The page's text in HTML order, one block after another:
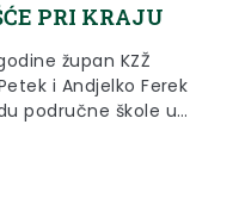
PRI KRAJU
župan KZŽ
i Andjelko Ferek
područne škole u